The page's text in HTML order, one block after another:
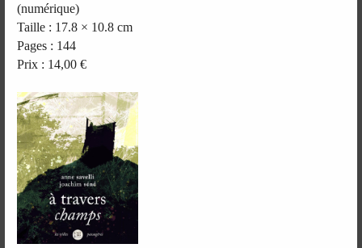
(numérique)
Taille : 17.8 × 10.8 cm
Pages : 144
Prix : 14,00 €